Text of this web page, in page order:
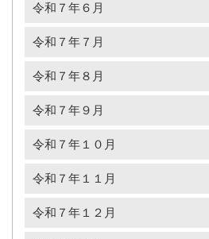
令和７年６月
令和７年７月
令和７年８月
令和７年９月
令和７年１０月
令和７年１１月
令和７年１２月